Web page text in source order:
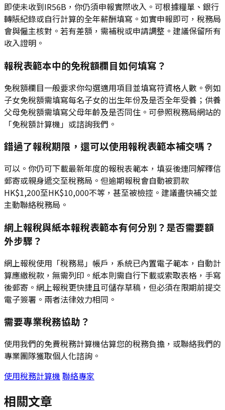
即使未收到IR56B，你仍須申報實際收入。可根據糧單、銀行
轉賬紀錄或自行計算的全年薪酬填寫。如實申報即可，稅務局
會與僱主核對。若有差額，需補稅或申請調整。建議保留所有
收入證明。
報稅表範本中的免稅額欄目如何填寫？
免稅額欄目一般要求你勾選適用項目並填寫符資格人數。例如
子女免稅額需填寫每名子女的出生年份及是否全年受養；供養
父母免稅額需填寫父母年齡及是否同住。可參照稅務局網站的
「免稅額計算機」或諮詢我們。
錯過了報稅期限，還可以使用報稅表範本補交嗎？
可以。你仍可下載最新年度的報稅表範本，填妥後連同解釋信
郵寄或親身遞交至稅務局。但逾期報稅會自動被罰款
HK$1,200至HK$10,000不等，甚至被檢控。建議盡快補交並
主動聯絡稅務局。
網上報稅與紙本報稅表範本有何分別？是否需要額
外步驟？
網上報稅使用「稅務易」帳戶，系統已內置電子範本，自動計
算應繳稅款，無需列印。紙本則需自行下載或索取表格，手寫
後郵寄。網上報稅更快捷且可儲存草稿，但必須在限期前提交
電子簽署。兩者法律效力相同。
需要專業稅務協助？
使用我們的免費稅務計算機估算您的稅務負擔，或聯絡我們的
專業團隊獲取個人化諮詢。
使用稅務計算機 聯絡專家
相關文章